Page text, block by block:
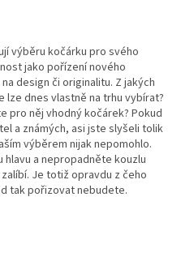
výběru kočárku pro svého
jako pořízení nového
design či originalitu. Z jakých
dnes vlastně na trhu vybírat?
pro něj vhodný kočárek? Pokud
a známých, asi jste slyšeli tolik
výběrem nijak nepomohlo.
a nepropadněte kouzlu
Je totiž opravdu z čeho
tak pořizovat nebudete.